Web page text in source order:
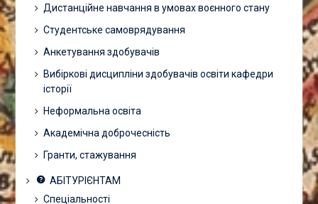
Дистанційне навчання в умовах воєнного стану
Студентське самоврядування
Анкетування здобувачів
Вибіркові дисципліни здобувачів освіти кафедри
історії
Неформальна освіта
Академічна доброчесність
Гранти, стажування
АБІТУРІЄНТАМ
Спеціальності